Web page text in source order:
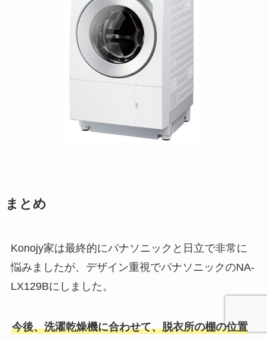
まとめ
Konojy家は最終的にパナソニックと日立で非常に
悩みましたが、デザイン重視でパナソニックのNA-
LX129Bにしました。
今後、洗濯乾燥機に合わせて、脱衣所の棚の位置